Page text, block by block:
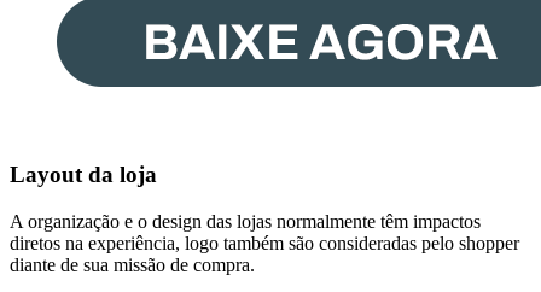
Layout da loja
A organização e o design das lojas normalmente têm impactos
diretos na experiência, logo também são consideradas pelo shopper
diante de sua missão de compra.